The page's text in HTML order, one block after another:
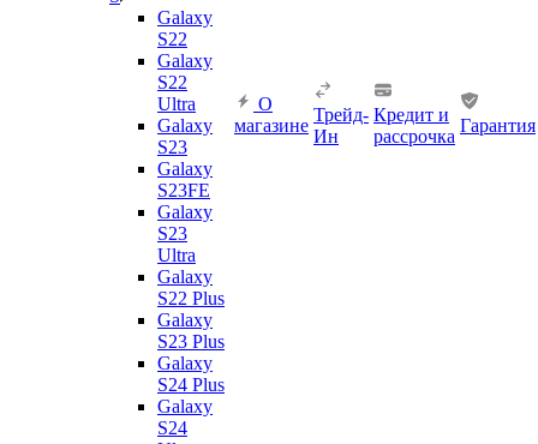
Galaxy
S22
Galaxy
S22
Ultra
Galaxy
S23
Galaxy
S23FE
Galaxy
S23
Ultra
Galaxy
S22 Plus
Galaxy
S23 Plus
Galaxy
S24 Plus
Galaxy
S24
О
магазине
Трейд-
Ин
Кредит и
рассрочка
Гарантия